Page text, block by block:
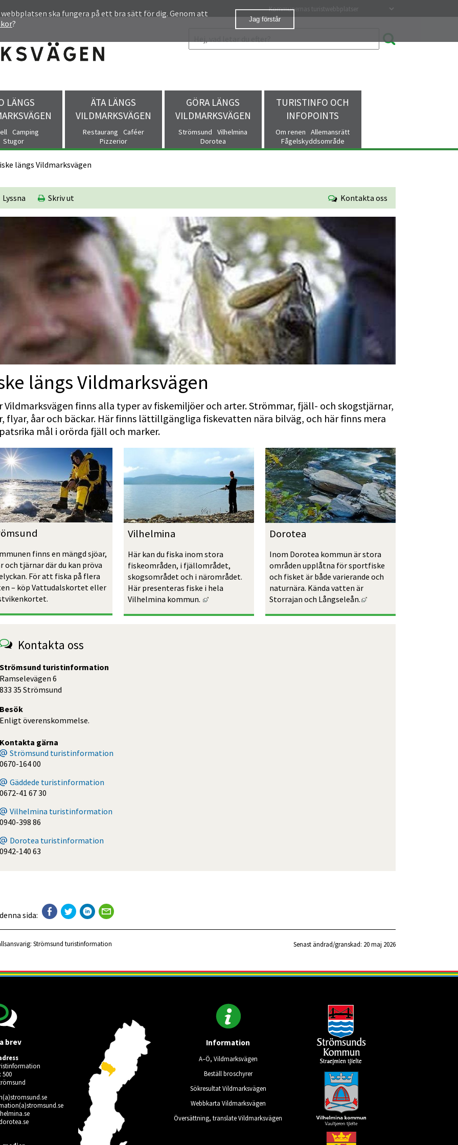
ska fungera på ett bra sätt för dig. Genom att
? Jag förstår
Våra turistwebbplatser
LÄNGS
Camping
Stugor
ÄTA LÄNGS
VILDMARKSVÄGEN
Restaurang
Caféer
Pizzerior
GÖRA LÄNGS
VILDMARKSVÄGEN
Strömsund
Vilhelmina
Dorotea
TURISTINFO OCH
INFOPOINTS
Om renen
Allemansrätt
Fågelskyddsområde
längs Vildmarksvägen
Lyssna Skriv ut Kontakta oss
längs Vildmarksvägen
Vildmarksvägen finns alla typer av fiskemiljöer och arter. Strömmar, fjäll- och skogstjärnar,
flyar, åar och bäckar. Här finns lättillgängliga fiskevatten nära bilväg, och här finns mera
mål i orörda fjäll och marker.
finns en mängd sjöar,
och tjärnar där du kan pröva
För att fiska på flera
– köp Vattudalskortet eller
Vilhelmina
Här kan du fiska inom stora
fiskeområden, i fjällområdet,
skogsområdet och i närområdet.
Här presenteras fiske i hela
Vilhelmina kommun.
Länk till annan webbplats, öppnas i nytt fönster.
Dorotea
Inom Dorotea kommun är stora
områden upplåtna för sportfiske
och fisket är både varierande och
naturnära. Kända vatten är
Storrajan och Långseleån.
Länk till annan
Kontakta oss
Strömsund turistinformation
Ramselevägen 6
833 35 Strömsund
Besök
Enligt överenskommelse.
Kontakta gärna
Strömsund turistinformation
0670-164 00
Gäddede turistinformation
0672-41 67 30
Vilhelmina turistinformation
0940-398 86
Dorotea turistinformation
0942-140 63
sida:
Strömsund turistinformation Senast ändrad/granskad: 20 maj 2026
brev
500
Information
A–Ö, Vildmarksvägen
Beställ broschyrer
Sökresultat Vildmarksvägen
Webbkarta Vildmarksvägen
Översättning, translate Vildmarksvägen